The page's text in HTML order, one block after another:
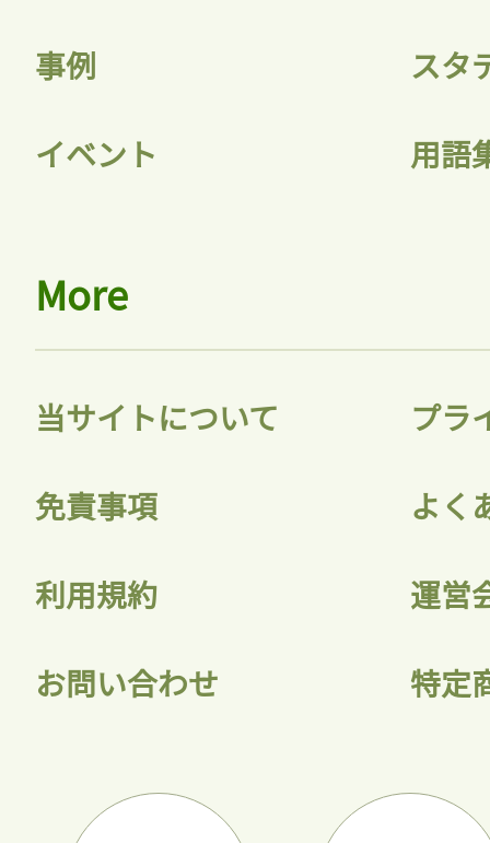
事例 スタ
イベント 用語
More
当サイトについて プラ
免責事項 よく
利用規約 運営
お問い合わせ 特定